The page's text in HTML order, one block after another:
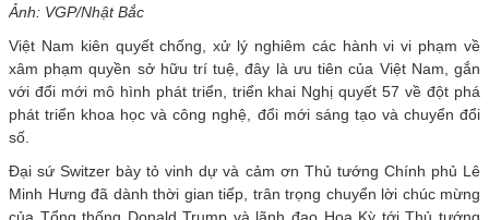
Ảnh: VGP/Nhật Bắc
Việt Nam kiên quyết chống, xử lý nghiêm các hành vi vi phạm về
xâm phạm quyền sở hữu trí tuệ, đây là ưu tiên của Việt Nam, gắn
với đổi mới mô hình phát triển, triển khai Nghị quyết 57 về đột phá
phát triển khoa học và công nghệ, đổi mới sáng tạo và chuyển đổi
số.
Đại sứ Switzer bày tỏ vinh dự và cảm ơn Thủ tướng Chính phủ Lê
Minh Hưng đã dành thời gian tiếp, trân trọng chuyển lời chúc mừng